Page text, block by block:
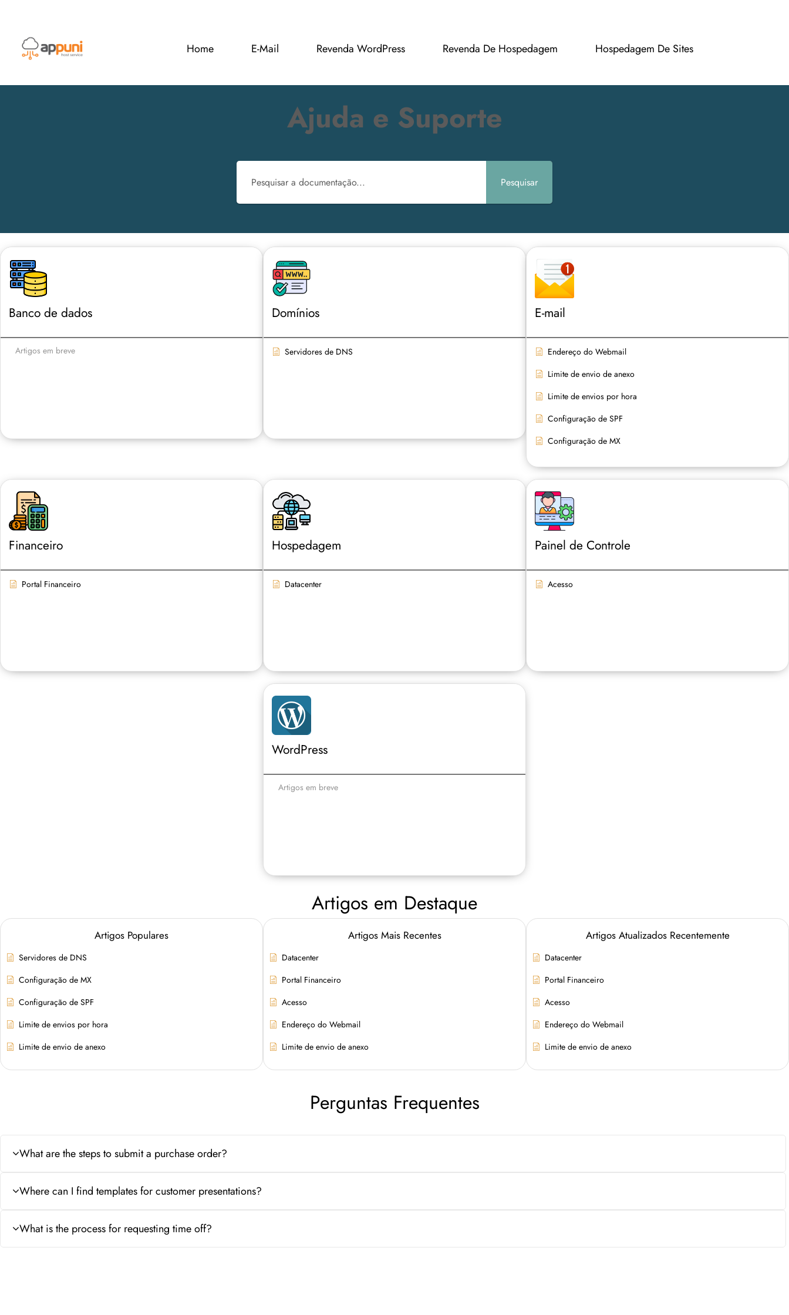
Home E-Mail Revenda WordPress Revenda De Hospedagem Hospedagem De Sites
Ajuda e Suporte
Pesquisar
Banco de dados
Artigos em breve
Domínios
Servidores de DNS
E-mail
Endereço do Webmail
Limite de envio de anexo
Limite de envios por hora
Configuração de SPF
Configuração de MX
Financeiro
Portal Financeiro
Hospedagem
Datacenter
Painel de Controle
Acesso
WordPress
Artigos em breve
Artigos em Destaque
Artigos Populares
Servidores de DNS
Configuração de MX
Configuração de SPF
Limite de envios por hora
Limite de envio de anexo
Artigos Mais Recentes
Datacenter
Portal Financeiro
Acesso
Endereço do Webmail
Limite de envio de anexo
Artigos Atualizados Recentemente
Datacenter
Portal Financeiro
Acesso
Endereço do Webmail
Limite de envio de anexo
Perguntas Frequentes
What are the steps to submit a purchase order?
Where can I find templates for customer presentations?
What is the process for requesting time off?